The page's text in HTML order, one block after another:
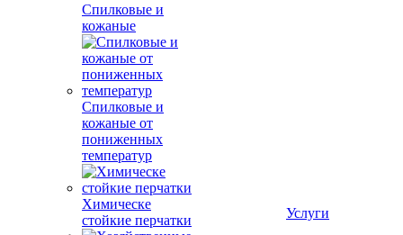
Спилковые и
кожаные
Спилковые и
кожаные от
пониженных
температур
Химическе
стойкие перчатки
Услуги